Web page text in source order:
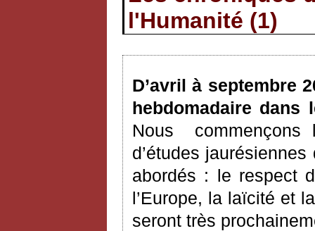
l'Humanité (1)
D’avril à septembre
hebdomadaire
Nous
d’études
abordés : le respect
l’Europe, la laïcité et
seront très